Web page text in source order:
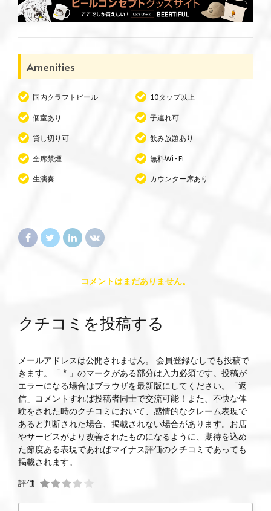
Amenities
国内クラフトビール 10タップ以上
個室あり 子連れ可
貸し切り可 飲み放題あり
全席禁煙 無料Wi-Fi
生演奏 カウンター席あり
コメントはまだありません。
クチコミを投稿する
メールアドレスは公開されません。 会員登録なしでも投稿で
きます。「 * 」のマークがある部分は入力必須です。投稿が
エラーになる場合はブラウザを最新版にしてください。「返
信」コメントすれば投稿者同士で交流可能！また、不快な体
験をされた時のクチコミにおいて、感情的なクレーム表現で
あると判断された場合、掲載されない場合があります。お店
やサービスがより改善されたものになるように、期待を込め
た節度ある表現であればマイナス評価のクチコミであっても
掲載されます。
評価